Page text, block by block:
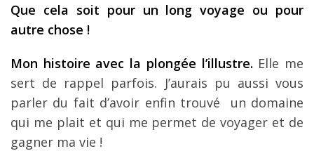
Que cela soit pour un long voyage ou pour
autre chose !
Mon histoire avec la plongée l’illustre. Elle me
sert de rappel parfois. J’aurais pu aussi vous
parler du fait d’avoir enfin trouvé un domaine
qui me plait et qui me permet de voyager et de
gagner ma vie !